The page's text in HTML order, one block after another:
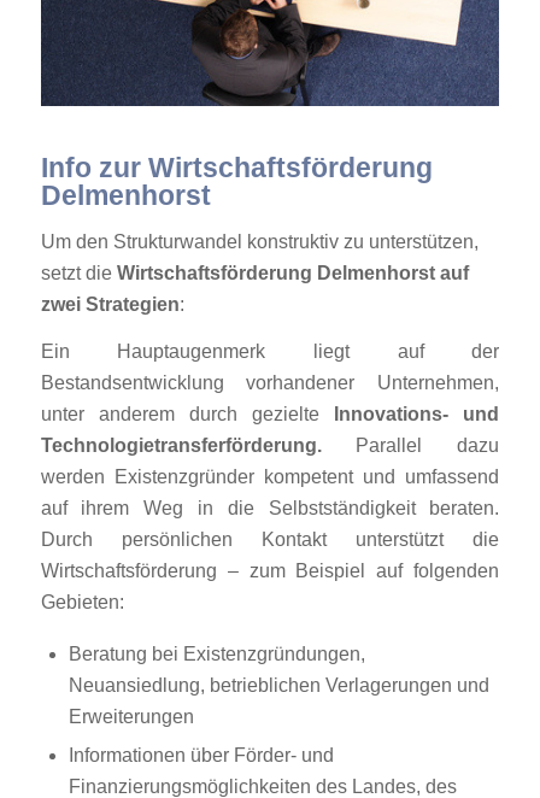
Info zur Wirtschaftsförderung
Delmenhorst
Um den Strukturwandel konstruktiv zu unterstützen,
setzt die Wirtschaftsförderung Delmenhorst auf
zwei Strategien:
Ein Hauptaugenmerk liegt auf der
Bestandsentwicklung vorhandener Unternehmen,
unter anderem durch gezielte
Innovations- und
Technologietransferförderung.Parallel dazu
werden Existenzgründer kompetent und umfassend
auf ihrem Weg in die Selbstständigkeit beraten.
Durch persönlichen Kontakt unterstützt die
Wirtschaftsförderung – zum Beispiel auf folgenden
Gebieten:
Beratung bei Existenzgründungen,
Neuansiedlung, betrieblichen Verlagerungen und
Erweiterungen
Informationen über Förder- und
Finanzierungsmöglichkeiten des Landes, des